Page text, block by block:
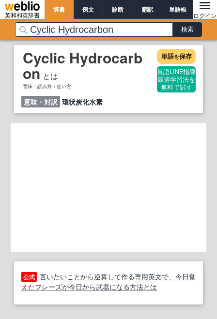
英和和英辞書
辞書 例文 診断 翻訳 単語帳
ログイン
Cyclic Hydrocarb
on とは
意味・読み方・使い方
単語を保存
英語LINE指導
最適学習法を
無料で試す
意味・対訳 環状炭化水素
公式 言いたいことから逆算して作る専用英文で、今日覚
えたフレーズが今日から武器になる方法とは